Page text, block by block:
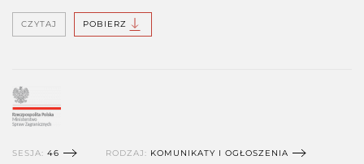
CZYTAJ POBIERZ
SESJA: 46 RODZAJ: KOMUNIKATY I OGŁOSZENIA